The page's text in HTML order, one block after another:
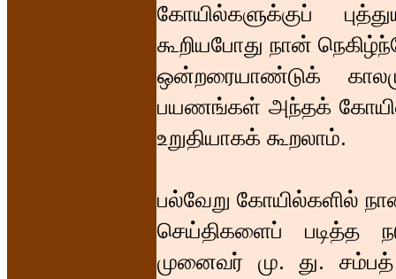
கோயில்களுக்குப்
கூறியபோது நான்
ஒன்றரையாண்டுக்
பயணங்கள் அந்தக்
உறுதியாகக் கூறலாம்.
பல்வேறு கோயில்களில்
செய்திகளைப் படித்த
முனைவர் மு. து. சம்பத்